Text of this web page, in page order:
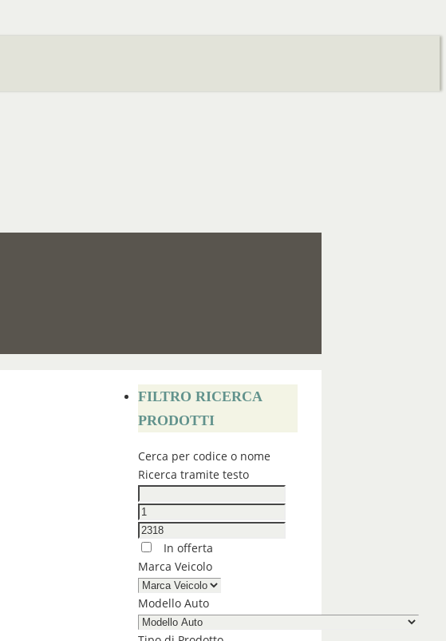
FILTRO RICERCA
PRODOTTI
Cerca per codice o nome
Ricerca tramite testo
In offerta
Marca Veicolo
Modello Auto